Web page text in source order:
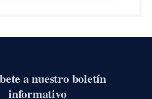
a nuestro boletín
informativo